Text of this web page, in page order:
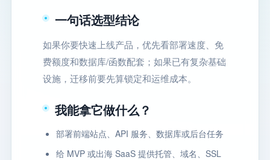
一句话选型结论
如果你要快速上线产品，优先看部署速度、免
费额度和数据库/函数配套；如果已有复杂基础
设施，迁移前要先算锁定和运维成本。
我能拿它做什么？
部署前端站点、API 服务、数据库或后台任务
给 MVP 或出海 SaaS 提供托管、域名、SSL